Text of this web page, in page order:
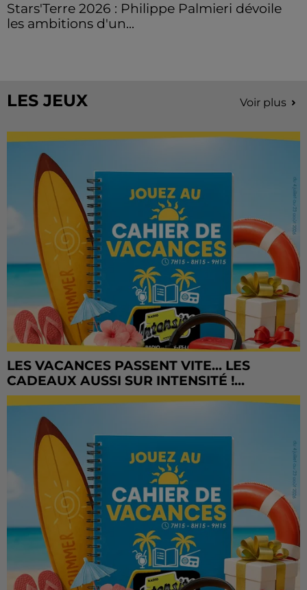
Stars'Terre 2026 : Philippe Palmieri dévoile
les ambitions d'un...
LES JEUX Voir plus
LES VACANCES PASSENT VITE... LES
CADEAUX AUSSI SUR INTENSITÉ !...